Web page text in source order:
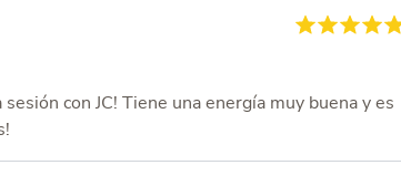
sesión con JC! Tiene una energía muy buena y es